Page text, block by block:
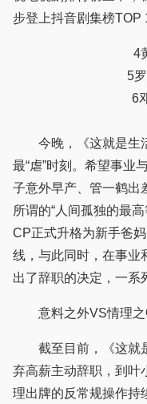
步登上抖音剧集榜TOP
4
5
6
今晚，《这就是生活
最“虐”时刻。希望事业
子意外早产、管一鹤出
所谓的“人间孤独的最
CP正式升格为新手爸
线，与此同时，在事业
出了辞职的决定，一系
意料之外VS情理之
截至目前，《这就是
弃高薪主动辞职，到叶
理出牌的反常规操作持